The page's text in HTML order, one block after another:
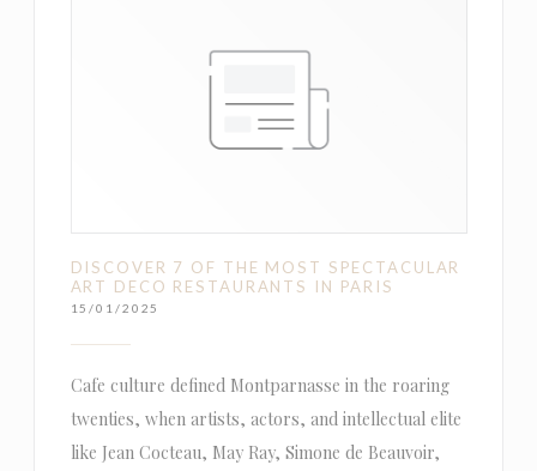
DISCOVER 7 OF THE MOST SPECTACULAR
ART DECO RESTAURANTS IN PARIS
15/01/2025
Cafe culture defined Montparnasse in the roaring
twenties, when artists, actors, and intellectual elite
like Jean Cocteau, May Ray, Simone de Beauvoir,